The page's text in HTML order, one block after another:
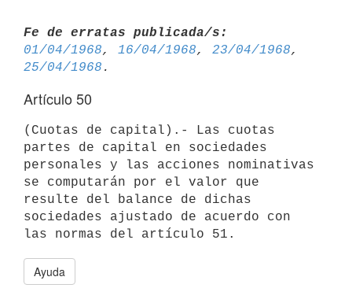
Fe de erratas publicada/s:
01/04/1968, 16/04/1968, 23/04/1968
25/04/1968
Artículo 50
(Cuotas de capital).- Las cuotas
partes de capital en sociedades
personales y las acciones nominativas
se computarán por el valor que
resulte del balance de dichas
sociedades ajustado de acuerdo con
Ayuda